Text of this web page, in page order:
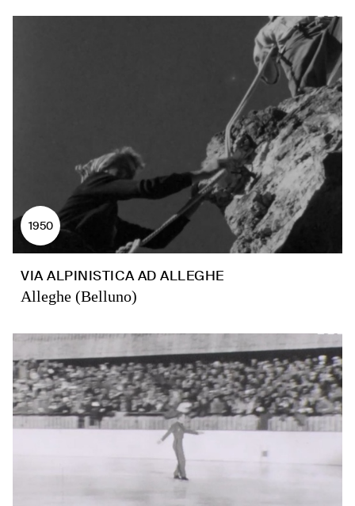
1950
VIA ALPINISTICA AD ALLEGHE
Alleghe (Belluno)